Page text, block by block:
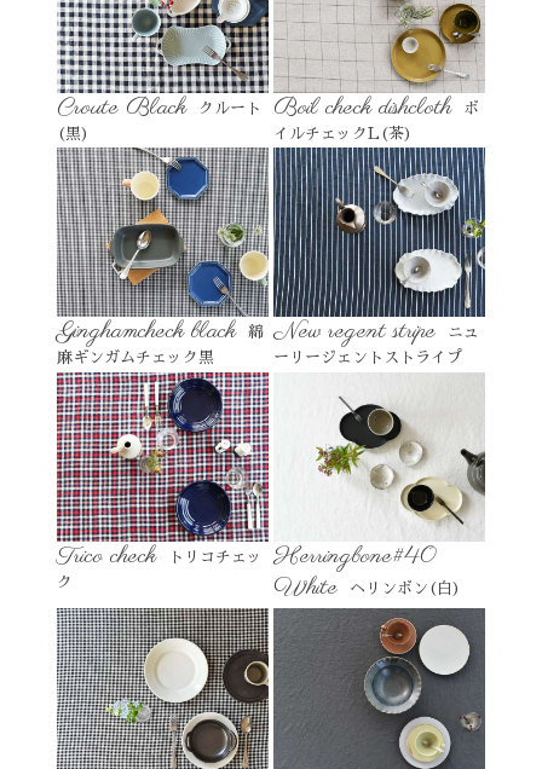
Croute Black
クルート
(黒)
Boil check dishcloth
ボ
イルチェックL(茶)
Ginghamcheck black
綿
麻ギンガムチェック黒
New regent stripe
ニュ
ーリージェントストライプ
Trico check
トリコチェッ
ク
Herringbone#40
White
ヘリンボン(白)